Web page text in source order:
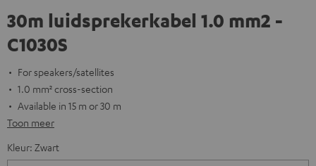
30m luidsprekerkabel 1.0 mm2 -
C1030S
For speakers/satellites
1.0 mm² cross-section
Available in 15 m or 30 m
Toon meer
Kleur: Zwart